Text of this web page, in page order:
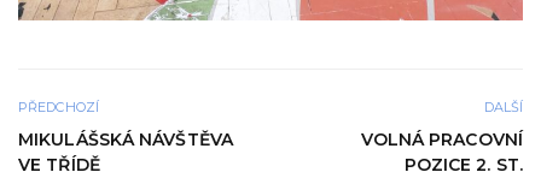
PŘEDCHOZÍ
MIKULÁŠSKÁ NÁVŠTĚVA
VE TŘÍDĚ
DALŠÍ
VOLNÁ PRACOVNÍ
POZICE 2. ST.